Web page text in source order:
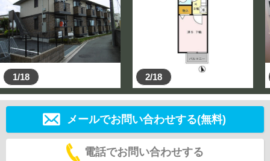
1/18 2/18
メールでお問い合わせする(無料)
電話でお問い合わせする